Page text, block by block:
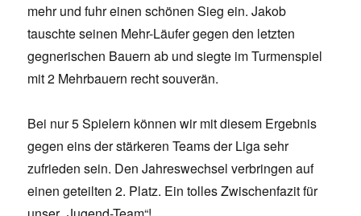
mehr und fuhr einen schönen Sieg ein. Jakob
tauschte seinen Mehr-Läufer gegen den letzten
gegnerischen Bauern ab und siegte im Turmenspiel
mit 2 Mehrbauern recht souverän.
Bei nur 5 Spielern können wir mit diesem Ergebnis
gegen eins der stärkeren Teams der Liga sehr
zufrieden sein. Den Jahreswechsel verbringen auf
einen geteilten 2. Platz. Ein tolles Zwischenfazit für